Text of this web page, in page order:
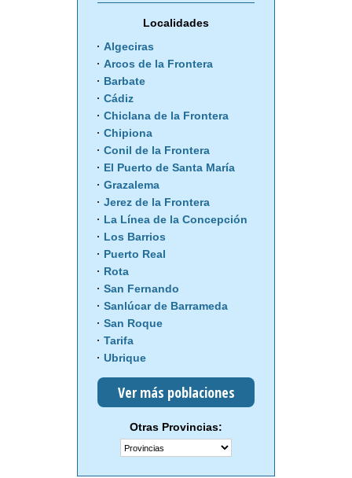
Localidades
Algeciras
Arcos de la Frontera
Barbate
Cádiz
Chiclana de la Frontera
Chipiona
Conil de la Frontera
El Puerto de Santa María
Grazalema
Jerez de la Frontera
La Línea de la Concepción
Los Barrios
Puerto Real
Rota
San Fernando
Sanlúcar de Barrameda
San Roque
Tarifa
Ubrique
Ver más poblaciones
Otras Provincias: